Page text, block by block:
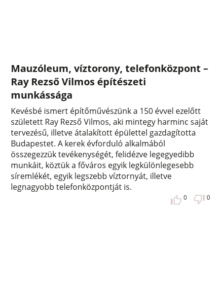
Mauzóleum, víztorony, telefonközpont –
Ray Rezső Vilmos építészeti
munkássága
Kevésbé ismert építőművészünk a 150 évvel ezelőtt
született Ray Rezső Vilmos, aki mintegy harminc saját
tervezésű, illetve átalakított épülettel gazdagította
Budapestet. A kerek évforduló alkalmából
összegezzük tevékenységét, felidézve legegyedibb
munkáit, köztük a főváros egyik legkülönlegesebb
síremlékét, egyik legszebb víztornyát, illetve
legnagyobb telefonközpontját is.
0 0